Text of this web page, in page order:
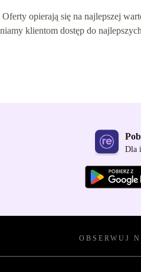
opierają się na najlepszej
klientom dostęp do
Dla
OBSERWUJ